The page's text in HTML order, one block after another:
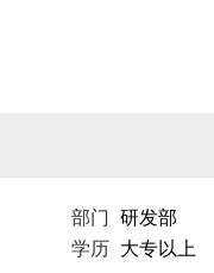
部门 研发部
学历 大专以上